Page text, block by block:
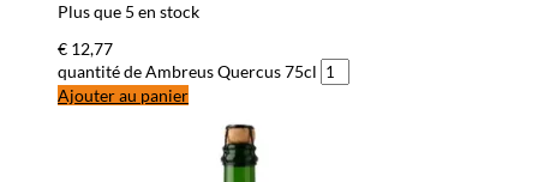
Plus que 5 en stock
€ 12,77
quantité de Ambreus Quercus 75cl
Ajouter au panier